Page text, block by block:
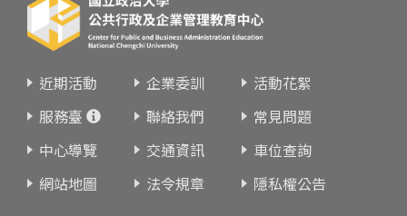
近期活動 企業委訓
活動花絮
服務臺
聯絡我們
常見問題
中心導覽
交通資訊
車位查詢
網站地圖
法令規章
隱私權公告